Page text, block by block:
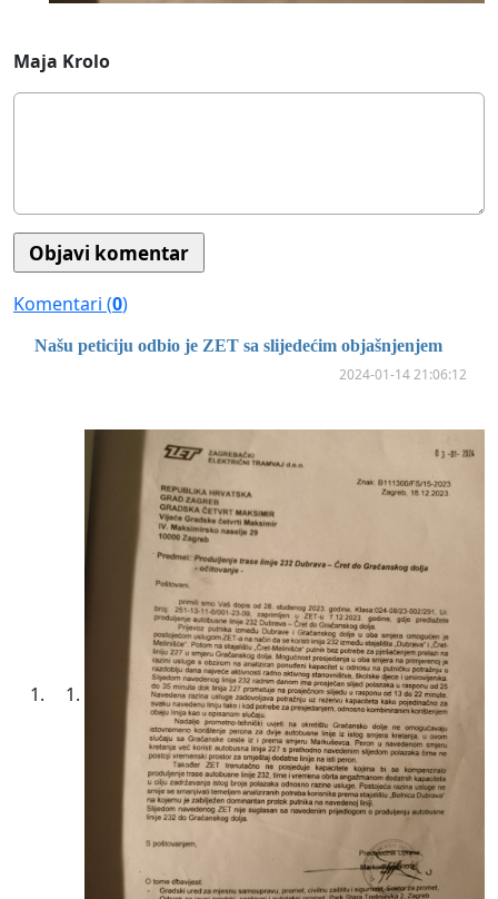
Maja Krolo
Komentari (0)
Našu peticiju odbio je ZET sa slijedećim objašnjenjem
2024-01-14 21:06:12